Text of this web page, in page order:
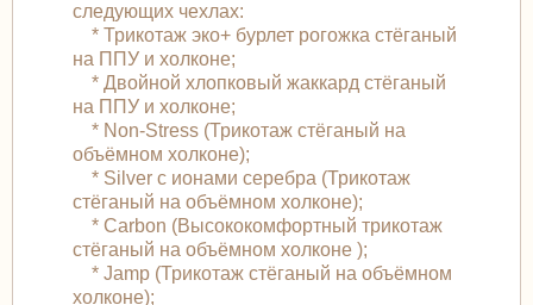
следующих чехлах:
* Трикотаж эко+ бурлет рогожка стёганый
на ППУ и холконе;
* Двойной хлопковый жаккард стёганый
на ППУ и холконе;
* Non-Stress (Трикотаж стёганый на
объёмном холконе);
* Silver с ионами серебра (Трикотаж
стёганый на объёмном холконе);
* Carbon (Высококомфортный трикотаж
стёганый на объёмном холконе );
* Jamp (Трикотаж стёганый на объёмном
холконе);